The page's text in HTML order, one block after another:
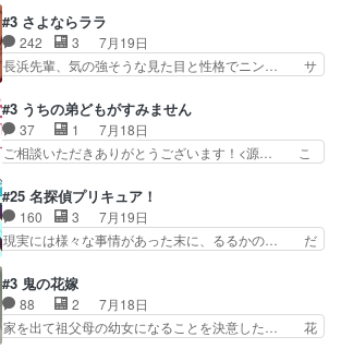
とが決まる。更に父から… 再び鬼夜叉を導く、素
性不明の彼の名前を知… 恵まれた身分に甘え、修
練を怠るキャラは苦…
県豊川市付近が舞台なのか～現地にも出… 前回に
引き続き、今回もおぱんつであります… キャラク
ターが可愛いのはもちろん、ストー… 皇ではなく
ひまわりを蔑ろにして皇に乗り換… 傷跡なんか、
外あまり見どころがない。1… いや～、めちゃく
ちゃおもしろいね。瑞佳は… キャラデザが映える
のは勿論だけど脚本に歩…
#3 さよならララ
242 3
7月19日
長浜先輩、気の強そうな見た目と性格でニン… サ
なったからユリ確定！＼(^o^)／ラ… プロローグ
的な１話、２話からの浮世離れし… 茉里のボクシ
ングにかける真摯さ格好良かっ… 今回はゲストが
２名！ワンピースの作画さん… あほって言う茉里
母親を失い、アウェーの… ３話の地味に好きポイ
ントは、冒頭でララが… ボクシング部部員たちの
設定を公開！辻さん…
#3 うちの弟どもがすみません
37 1
7月18日
ご相談いただきありがとうございます！<源… こ
家事を頑張り過ぎてテストの結果が酷く… 糸ちゃ
んと源くん、類くんのお買い物シーン… ３話にし
てもう普通に物語が楽しみになっち… 類くんの将
来の夢が微笑ましいまだまだ甘え… 前髪ぱっつん
活するようになってからの話… 最後の「かわい
い」の破壊力よ…あれは成田… 糸と4人の弟の関
わり方がどう変化していく…
#25 名探偵プリキュア！
160 3
7月19日
現実には様々な事情があった末に、るるかの… だ
レール編の始まり、エリザさんの回で「… 「マジ
ラ」と言えば同時上映の「公タロウ」… キュアエ
クレールはやっぱりくれあだったか… エクレール
は誰だ編、遂に答え合わせの時だ… これで自分も
#3 鬼の花嫁
88 2
7月18日
家を出て祖父母の幼女になることを決意した… 花